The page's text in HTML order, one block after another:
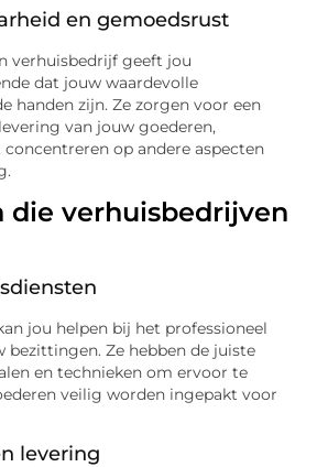
en gemoedsrust
verhuisbedrijf geeft jou
dat jouw waardevolle
handen zijn. Ze zorgen voor een
van jouw goederen,
op andere aspecten
die verhuisbedrijven
jou helpen bij het professioneel
bezittingen. Ze hebben de juiste
en technieken om ervoor te
veilig worden ingepakt voor
levering